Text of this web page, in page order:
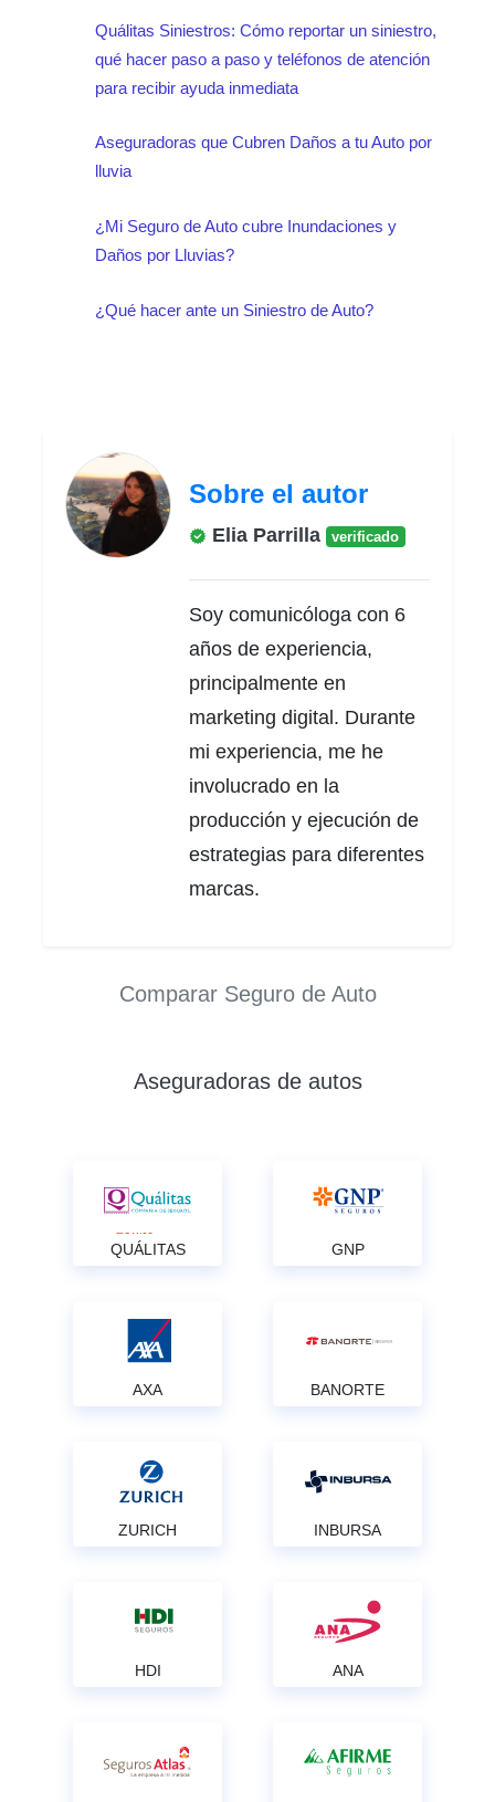
Quálitas Siniestros: Cómo reportar un siniestro,
qué hacer paso a paso y teléfonos de atención
para recibir ayuda inmediata
Aseguradoras que Cubren Daños a tu Auto por
lluvia
¿Mi Seguro de Auto cubre Inundaciones y
Daños por Lluvias?
¿Qué hacer ante un Siniestro de Auto?
Sobre el autor
Elia Parrilla verificado
Soy comunicóloga con 6
años de experiencia,
principalmente en
marketing digital. Durante
mi experiencia, me he
involucrado en la
producción y ejecución de
estrategias para diferentes
marcas.
Comparar Seguro de Auto
Aseguradoras de autos
QUÁLITAS GNP
AXA BANORTE
ZURICH INBURSA
HDI ANA